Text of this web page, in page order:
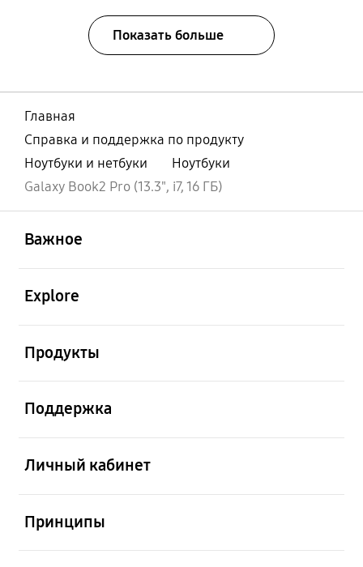
Показать больше
Главная
Справка и поддержка по продукту
Ноутбуки и нетбуки
Ноутбуки
Galaxy Book2 Pro (13.3", i7, 16 ГБ)
Важное
Explore
Продукты
Поддержка
Личный кабинет
Принципы